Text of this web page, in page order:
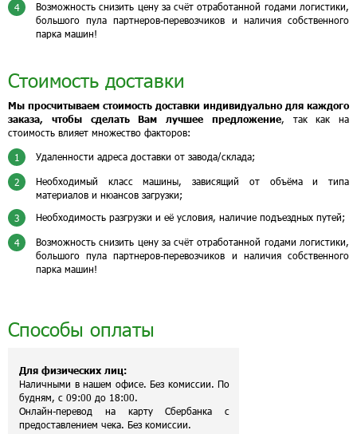
4
Возможность снизить цену за счёт отработанной годами логистики,
большого пула партнеров-перевозчиков и наличия собственного
парка машин!
Стоимость доставки
Мы просчитываем стоимость доставки индивидуально для каждого
заказа, чтобы сделать Вам лучшее предложение, так как на
стоимость влияет множество факторов:
1 Удаленности адреса доставки от завода/склада;
2
Необходимый класс машины, зависящий от объёма и типа
материалов и нюансов загрузки;
3 Необходимость разгрузки и её условия, наличие подъездных путей;
4
Возможность снизить цену за счёт отработанной годами логистики,
большого пула партнеров-перевозчиков и наличия собственного
парка машин!
Способы оплаты
Для физических лиц:
Наличными в нашем офисе. Без комиссии. По
будням, с 09:00 до 18:00.
Онлайн-перевод на карту Сбербанка с
предоставлением чека. Без комиссии.